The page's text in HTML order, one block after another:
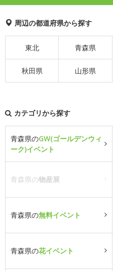
周辺の都道府県から探す
東北 青森県
秋田県 山形県
カテゴリから探す
青森県のGW(ゴールデンウィ
ーク)イベント
青森県の物産展
青森県の無料イベント
青森県の花イベント